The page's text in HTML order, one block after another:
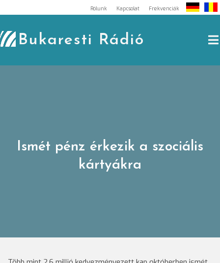
to
content
Rólunk Kapcsolat Frekvenciák
Bukaresti Rádió
Ismét pénz érkezik a szociális
kártyákra